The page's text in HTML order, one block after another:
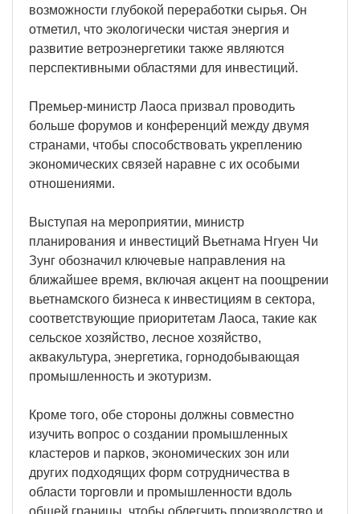
возможности глубокой переработки сырья. Он
отметил, что экологически чистая энергия и
развитие ветроэнергетики также являются
перспективными областями для инвестиций.
Премьер-министр Лаоса призвал проводить
больше форумов и конференций между двумя
странами, чтобы способствовать укреплению
экономических связей наравне с их особыми
отношениями.
Выступая на мероприятии, министр
планирования и инвестиций Вьетнама Нгуен Чи
Зунг обозначил ключевые направления на
ближайшее время, включая акцент на поощрении
вьетнамского бизнеса к инвестициям в сектора,
соответствующие приоритетам Лаоса, такие как
сельское хозяйство, лесное хозяйство,
аквакультура, энергетика, горнодобывающая
промышленность и экотуризм.
Кроме того, обе стороны должны совместно
изучить вопрос о создании промышленных
кластеров и парков, экономических зон или
других подходящих форм сотрудничества в
области торговли и промышленности вдоль